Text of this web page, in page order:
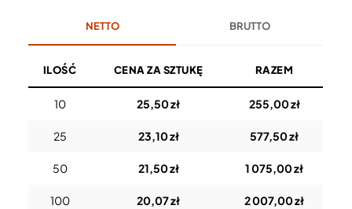
NETTO BRUTTO
ILOŚĆ CENA ZA SZTUKĘ RAZEM
10 25,50 zł 255,00 zł
25 23,10 zł 577,50 zł
50 21,50 zł 1 075,00 zł
100 20,07 zł 2 007,00 zł